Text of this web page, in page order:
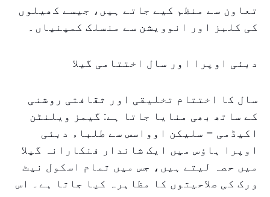
تعاون سے منظم کیے جاتے ہیں، جیسے کھیلوں
کی کلبز اور انوویشن سے منسلک کمپنیاں۔
دبئی اوپرا اور سال اختتامی گیلا
سال کا اختتام تخلیقی اور ثقافتی روشنی
کے ساتھ بھی منایا جاتا ہے: گیمز ویلنٹن
اکیڈمی – سلیکن اوواسس سے طلباء دبئی
اوپرا ہاؤس میں ایک شاندار فنکارانہ گیلا
میں حصہ لیتے ہیں، جس میں تمام اسکول نیٹ
ورک کی صلاحیتوں کا مظاہرہ کیا جاتا ہے۔ اس